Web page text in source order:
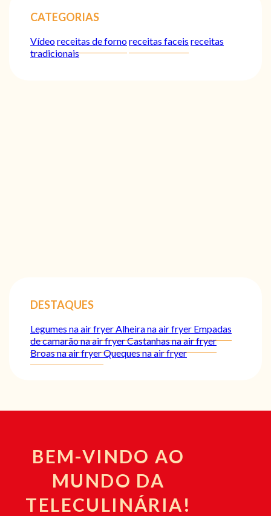
CATEGORIAS
Vídeoreceitas de fornoreceitas faceis receitas
tradicionais
DESTAQUES
Legumes na air fryerAlheira na air fryer Empadas
de camarão na air fryerCastanhas na air fryer
Broas na air fryerQueques na air fryer
BEM-VINDO AO
MUNDO DA
TELECULINÁRIA!